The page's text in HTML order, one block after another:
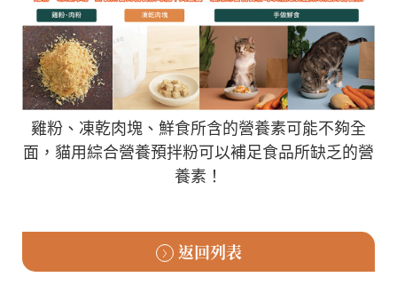
雞粉、凍乾肉塊、鮮食所含的營養素可能不夠全
面，貓用綜合營養預拌粉可以補足食品所缺乏的營
養素！
返回列表